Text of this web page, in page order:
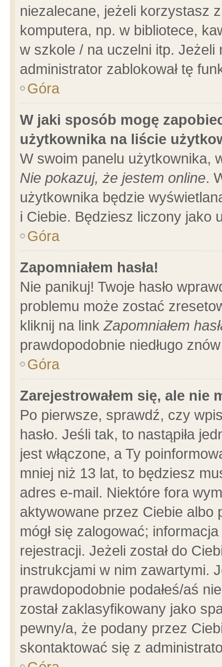
niezalecane, jeżeli korzystasz
komputera, np. w bibliotece,
w szkole / na uczelni itp.
administrator zablokował tę
Góra
W jaki sposób mogę
użytkownika na liście
W swoim panelu użytkownika,
Nie pokazuj, że jestem online.
użytkownika będzie
i Ciebie. Będziesz liczony jako
Góra
Zapomniałem hasła!
Nie panikuj! Twoje hasło
problemu może zostać
kliknij na linkZapomniałem
prawdopodobnie niedługo
Góra
Zarejestrowałem się, ale nie
Po pierwsze, sprawdź, czy
hasło. Jeśli tak, to nastąpiła
jest włączone, a Ty
mniej niż 13 lat, to będziesz
adres e-mail. Niektóre fora
aktywowane przez Ciebie albo
mógł się zalogować;
rejestracji. Jeżeli został do
instrukcjami w nim zawartymi.
prawdopodobnie podałeś/aś
został zaklasyfikowany jako
pewny/a, że podany przez
skontaktować się z